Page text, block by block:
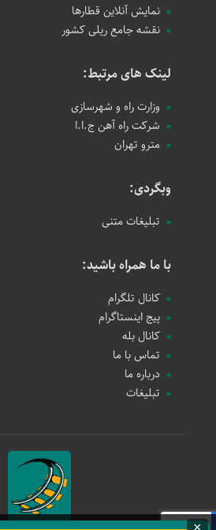
نمایش آنلاین قطارها
نقشه جامع ریلی کشور
لینک های مرتبط:
وزارت راه و شهرسازی
شرکت راه آهن ج.ا.ا
مترو تهران
وبگردی:
تبلیغات متنی
با ما همراه باشید:
کانال تلگرام
پیج اینستاگرام
کانال بله
تماس با ما
درباره ما
تبلیغات